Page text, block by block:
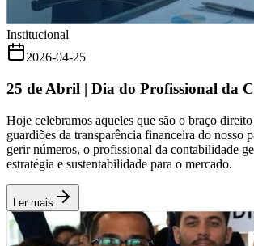
Institucional
2026-04-25
25 de Abril | Dia do Profissional da
Hoje celebramos aqueles que são o braço direito
guardiões da transparência financeira do nosso
gerir números, o profissional da contabilidade
estratégia e sustentabilidade para o mercado.
Ler mais